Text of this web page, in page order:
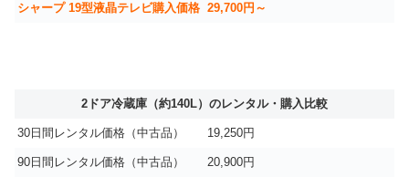
シャープ 19型液晶テレビ購入価格 29,700円～
2ドア冷蔵庫（約140L）のレンタル・購入比較
30日間レンタル価格（中古品） 19,250円
90日間レンタル価格（中古品） 20,900円